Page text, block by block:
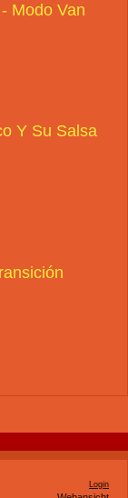
Modo Van
Y Su Salsa
Login